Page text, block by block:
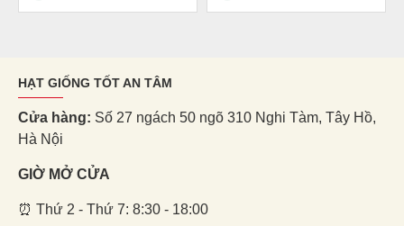
HẠT GIỐNG TỐT AN TÂM
Cửa hàng: Số 27 ngách 50 ngõ 310 Nghi Tàm, Tây Hồ,
Hà Nội
GIỜ MỞ CỬA
⏰ Thứ 2 - Thứ 7: 8:30 - 18:00